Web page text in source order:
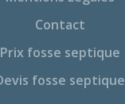
Contact
Prix fosse septique
fosse septique